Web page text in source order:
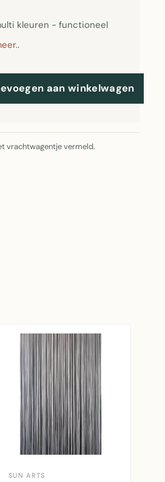
kleuren - functioneel
aan winkelwagen
vrachtwagentje vermeld.
SUN ARTS